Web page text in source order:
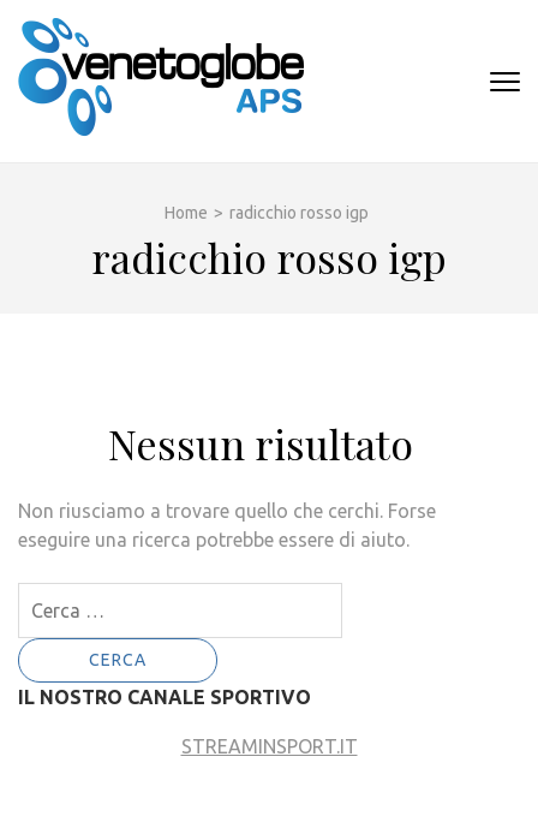
contenuto
(premi
Home > radicchio rosso igp
radicchio rosso igp
Nessun risultato
Non riusciamo a trovare quello che cerchi. Forse
eseguire una ricerca potrebbe essere di aiuto.
per:
IL NOSTRO CANALE SPORTIVO
STREAMINSPORT.IT